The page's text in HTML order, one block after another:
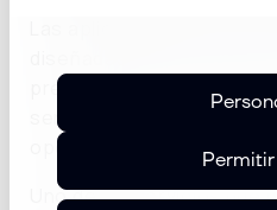
prestadores médicos una
servicios. Optimizan el
operadores.
Uno de los servicios